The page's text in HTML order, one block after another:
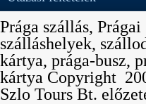
Prága szállás,
szálláshelyek,
kártya, prága-busz,
kártya Copyright 
Szlo Tours Bt.